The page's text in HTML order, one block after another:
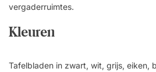
vergaderruimtes.
Kleuren
Tafelbladen in zwart, wit, grijs, eiken,